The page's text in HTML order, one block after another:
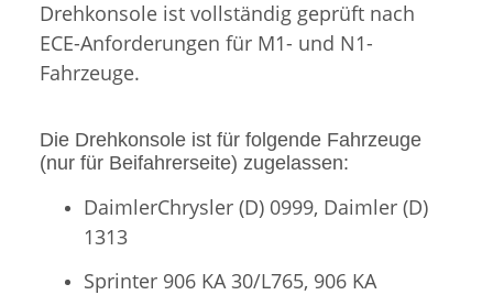
Drehkonsole ist vollständig geprüft nach
ECE-Anforderungen für M1- und N1-
Fahrzeuge.
Die Drehkonsole ist für folgende Fahrzeuge
(nur für Beifahrerseite) zugelassen:
DaimlerChrysler (D) 0999, Daimler (D)
1313
Sprinter 906 KA 30/L765, 906 KA